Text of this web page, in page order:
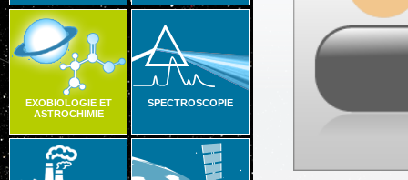
EXOBIOLOGIE ET
ASTROCHIMIE
SPECTROSCOPIE